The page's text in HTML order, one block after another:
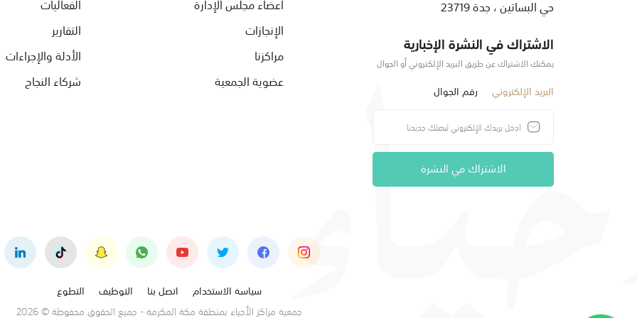
حي البساتين ، جدة 23719
الاشتراك في النشرة الإخبارية
يمكنك الاشتراك عن طريق البريد الإلكتروني أو الجوال
البريد الإلكتروني رقم الجوال
الاشتراك في النشرة
الإنجازات
مراكزنا
عضوية الجمعية
التقارير
الأدلة والإجراءات
شركاء النجاح
سياسة الاستخدام اتصل بنا التوظيف
التطوع
جمعية مراكز الأحياء بمنطقة مكة المكرمة - جميع الحقوق محفوظة © 2026